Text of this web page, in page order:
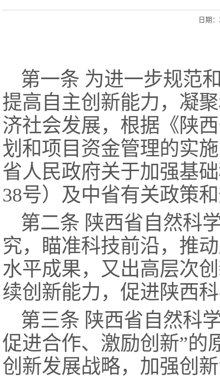
日期
第一条 为进一步规范
提高自主创新能力，凝
济社会发展，根据《陕
划和项目资金管理的实
省人民政府关于加强基
38号）及中省有关政策
第二条 陕西省自然科
究，瞄准科技前沿，推
水平成果，又出高层次
续创新能力，促进陕西
第三条 陕西省自然科
促进合作、激励创新”的
创新发展战略，加强创